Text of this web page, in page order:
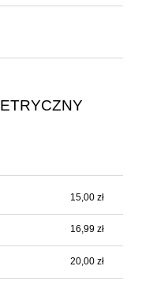
płatności
15,00 zł
16,99 zł
20,00 zł